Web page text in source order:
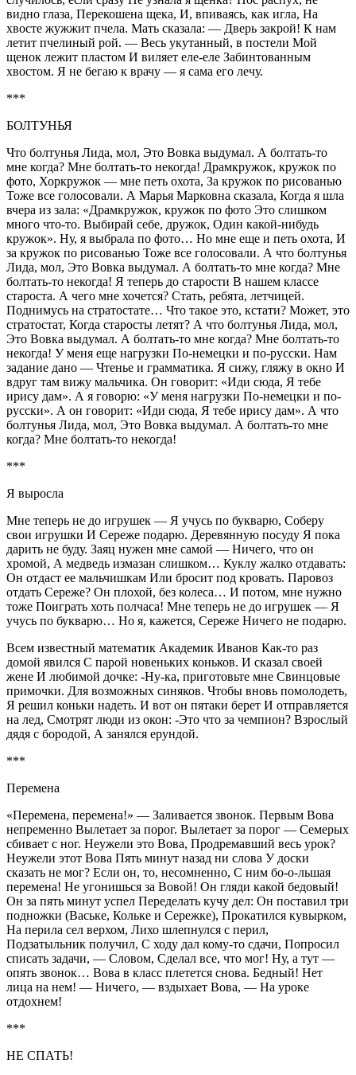
видно глаза, Перекошена щека, И, впиваясь, как игла, На
хвосте жужжит пчела. Мать сказала: — Дверь закрой! К нам
летит пчелиный рой. — Весь укутанный, в постели Мой
щенок лежит пластом И виляет еле-еле Забинтованным
хвостом. Я не бегаю к врачу — я сама его лечу.
***
БОЛТУНЬЯ
Что болтунья Лида, мол, Это Вовка выдумал. А болтать-то
мне когда? Мне болтать-то некогда! Драмкружок, кружок по
фото, Хоркружок — мне петь охота, За кружок по рисованью
Тоже все голосовали. А Марья Марковна сказала, Когда я шла
вчера из зала: «Драмкружок, кружок по фото Это слишком
много что-то. Выбирай себе, дружок, Один какой-нибудь
кружок». Ну, я выбрала по фото… Но мне еще и петь охота, И
за кружок по рисованью Тоже все голосовали. А что болтунья
Лида, мол, Это Вовка выдумал. А болтать-то мне когда? Мне
болтать-то некогда! Я теперь до старости В нашем классе
староста. А чего мне хочется? Стать, ребята, летчицей.
Поднимусь на стратостате… Что такое это, кстати? Может, это
стратостат, Когда старосты летят? А что болтунья Лида, мол,
Это Вовка выдумал. А болтать-то мне когда? Мне болтать-то
некогда! У меня еще нагрузки По-немецки и по-русски. Нам
задание дано — Чтенье и грамматика. Я сижу, гляжу в окно И
вдруг там вижу мальчика. Он говорит: «Иди сюда, Я тебе
ирису дам». А я говорю: «У меня нагрузки По-немецки и по-
русски». А он говорит: «Иди сюда, Я тебе ирису дам». А что
болтунья Лида, мол, Это Вовка выдумал. А болтать-то мне
когда? Мне болтать-то некогда!
***
Я выросла
Мне теперь не до игрушек — Я учусь по букварю, Соберу
свои игрушки И Сереже подарю. Деревянную посуду Я пока
дарить не буду. Заяц нужен мне самой — Ничего, что он
хромой, А медведь измазан слишком… Куклу жалко отдавать:
Он отдаст ее мальчишкам Или бросит под кровать. Паровоз
отдать Сереже? Он плохой, без колеса… И потом, мне нужно
тоже Поиграть хоть полчаса! Мне теперь не до игрушек — Я
учусь по букварю… Но я, кажется, Сереже Ничего не подарю.
Всем известный математик Академик Иванов Как-то раз
домой явился С парой новеньких коньков. И сказал своей
жене И любимой дочке: -Ну-ка, приготовьте мне Свинцовые
примочки. Для возможных синяков. Чтобы вновь помолодеть,
Я решил коньки надеть. И вот он пятаки берет И отправляется
на лед, Смотрят люди из окон: -Это что за чемпион? Взрослый
дядя с бородой, А занялся ерундой.
***
Перемена
«Перемена, перемена!» — Заливается звонок. Первым Вова
непременно Вылетает за порог. Вылетает за порог — Семерых
сбивает с ног. Неужели это Вова, Продремавший весь урок?
Неужели этот Вова Пять минут назад ни слова У доски
сказать не мог? Если он, то, несомненно, С ним бо-о-льшая
перемена! Не угонишься за Вовой! Он гляди какой бедовый!
Он за пять минут успел Переделать кучу дел: Он поставил три
подножки (Ваське, Кольке и Сережке), Прокатился кувырком,
На перила сел верхом, Лихо шлепнулся с перил,
Подзатыльник получил, С ходу дал кому-то сдачи, Попросил
списать задачи, — Словом, Сделал все, что мог! Ну, а тут —
опять звонок… Вова в класс плетется снова. Бедный! Нет
лица на нем! — Ничего, — вздыхает Вова, — На уроке
отдохнем!
***
НЕ СПАТЬ!